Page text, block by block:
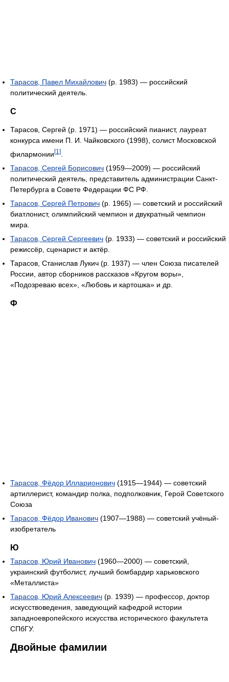
Тарасов, Павел Михайлович (р. 1983) — российский
политический деятель.
С
Тарасов, Сергей (р. 1971) — российский пианист, лауреат
конкурса имени П. И. Чайковского (1998), солист Московской
филармонии[1]
Тарасов, Сергей Борисович (1959—2009) — российский
политический деятель, представитель администрации Санкт-
Петербурга в Совете Федерации ФС РФ.
Тарасов, Сергей Петрович (р. 1965) — советский и российский
биатлонист, олимпийский чемпион и двукратный чемпион
мира.
Тарасов, Сергей Сергеевич (р. 1933) — советский и российский
режиссёр, сценарист и актёр.
Тарасов, Станислав Лукич (р. 1937) — член Союза писателей
России, автор сборников рассказов «Кругом воры»,
«Подозреваю всех», «Любовь и картошка» и др.
Ф
Тарасов, Фёдор Илларионович (1915—1944) — советский
артиллерист, командир полка, подполковник, Герой Советского
Союза
Тарасов, Фёдор Иванович (1907—1988) — советский учёный-
изобретатель
Ю
Тарасов, Юрий Иванович (1960—2000) — советский,
украинский футболист, лучший бомбардир харьковского
«Металлиста»
Тарасов, Юрий Алексеевич (р. 1939) — профессор, доктор
искусствоведения, заведующий кафедрой истории
западноевропейского искусства исторического факультета
СПбГУ.
Двойные фамилии